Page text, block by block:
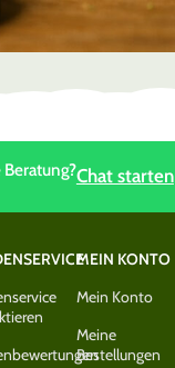
Chat starten
MEIN KONTO
Mein Konto
Meine
Bestellungen